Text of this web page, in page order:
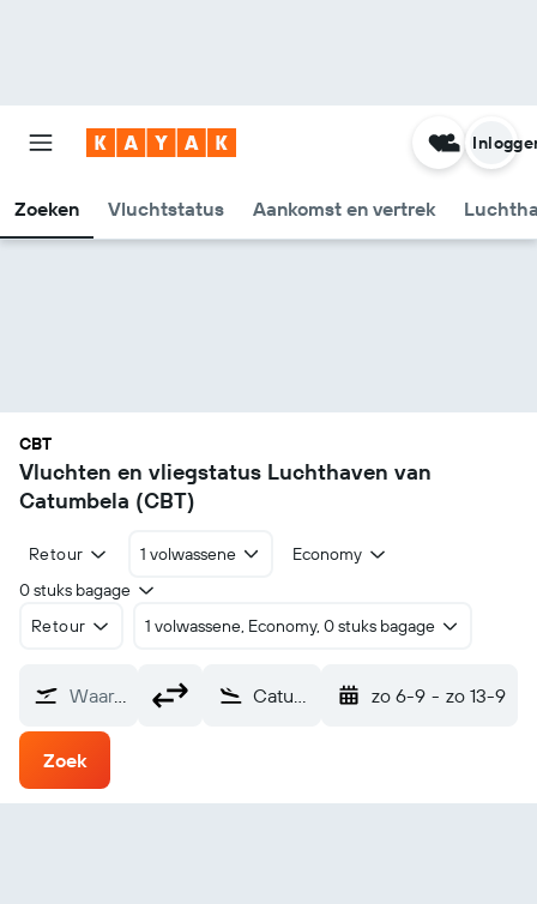
Zoeken Vluchtstatus Aankomst en vertrek
CBT
Vluchten en vliegstatus Luchthaven van
Catumbela (CBT)
Retour 1 volwassene
Economy
0 stuks bagage
Retour
1 volwassene, Economy, 0 stuks bagage
Waarvandaan? Catumbela (CBT) zo 6-9 - zo 13-9
Zoek